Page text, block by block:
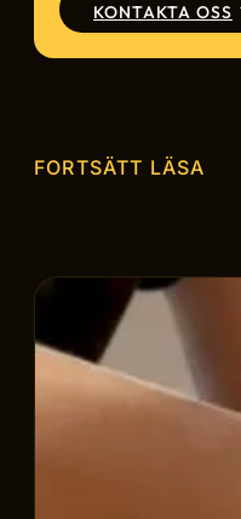
KONTAKTA OSS
FORTSÄTT LÄSA